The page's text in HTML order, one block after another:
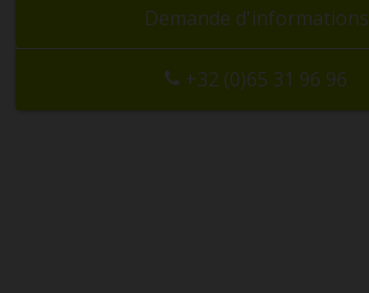
Demande d'informations
+32 (0)65 31 96 96